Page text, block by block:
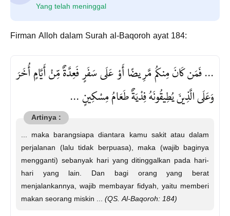
Yang telah meninggal
Firman Alloh dalam Surah al-Baqoroh ayat 184:
... فَمَن كَانَ مِنكُم مَّرِيضًا أَوْ عَلَى سَفَرٍ فَعِدَّةٌ مِّنْ أَيَّامٍ أُخَرَ
وَعَلَى الَّذِينَ يُطِيقُونَهُ فِدْيَةٌ طَعَامُ مِسْكِينٍ ...
... maka barangsiapa diantara kamu sakit atau dalam
perjalanan (lalu tidak berpuasa), maka (wajib baginya
mengganti) sebanyak hari yang ditinggalkan pada hari-
hari yang lain. Dan bagi orang yang berat
menjalankannya, wajib membayar fidyah, yaitu memberi
makan seorang miskin ... (QS. Al-Baqoroh: 184)